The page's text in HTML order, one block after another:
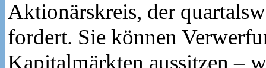
Aktionärskreis, der
fordert. Sie können
Kapitalmärkten aussitzen –